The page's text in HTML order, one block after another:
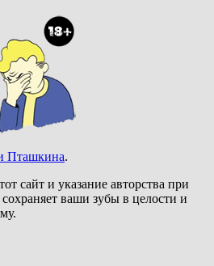
Пташкина.
сайт и указание авторства при
ваши зубы в целости и